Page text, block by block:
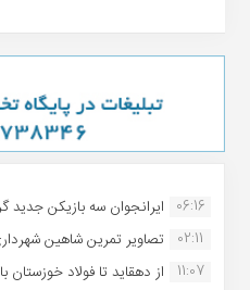
06:16 ایرانجوان سه بازیکن جدید
02:11
تصاویر تمرین شاهین
11:07
از دهقاید تا فولاد